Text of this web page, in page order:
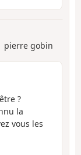
pierre gobin
?
la
vous les